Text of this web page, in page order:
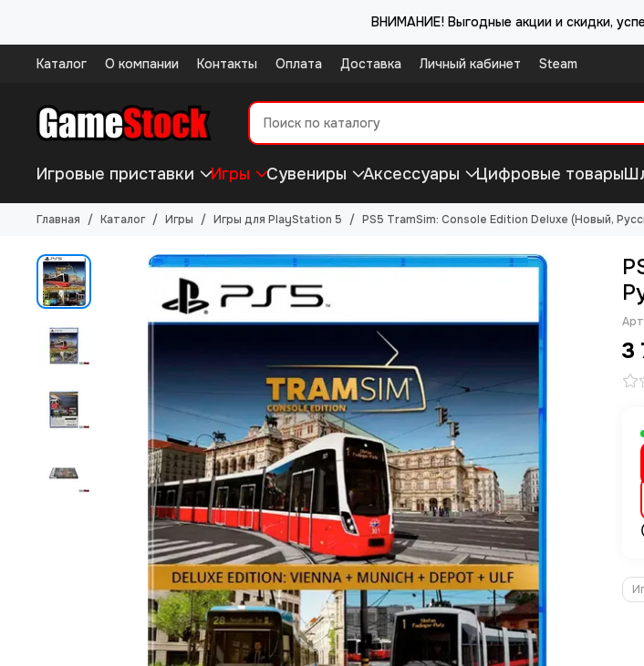
ВНИМАНИЕ! Выгодные акции и скидки,
Каталог О компании Контакты Оплата Доставка Личный кабинет Steam
Игровые приставки Игры Сувениры Аксессуары Цифровые товары
Главная Каталог Игры Игры для PlayStation 5 PS5 TramSim: Console Edition Deluxe (Новый,
3